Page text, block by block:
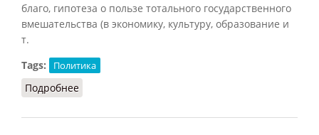
благо, гипотеза о пользе тотального государственного
вмешательства (в экономику, культуру, образование и
т.
Tags:
Политика
Подробнее